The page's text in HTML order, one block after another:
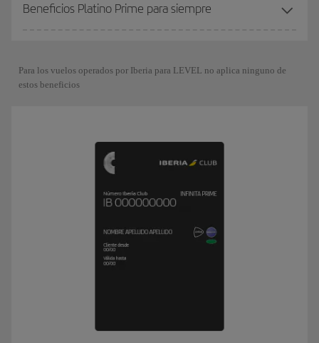
Beneficios Platino Prime para siempre
Para los vuelos operados por Iberia para LEVEL no aplica ninguno de
estos beneficios